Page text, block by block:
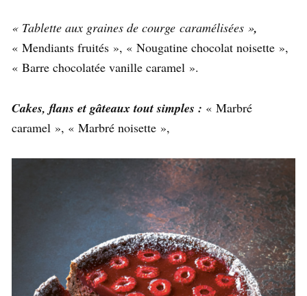
« Tablette aux graines de courge caramélisées »,
« Mendiants fruités », « Nougatine chocolat noisette »,
« Barre chocolatée vanille caramel ».
Cakes, flans et gâteaux tout simples : « Marbré
caramel », « Marbré noisette »,